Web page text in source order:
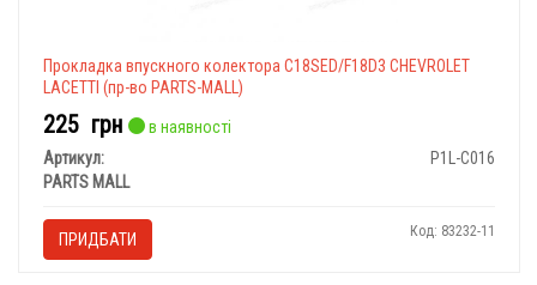
Прокладка впускного колектора C18SED/F18D3 CHEVROLET
LACETTI (пр-во PARTS-MALL)
225 грн
в наявності
Артикул:
P1L-C016
PARTS MALL
ПРИДБАТИ Код: 83232-11